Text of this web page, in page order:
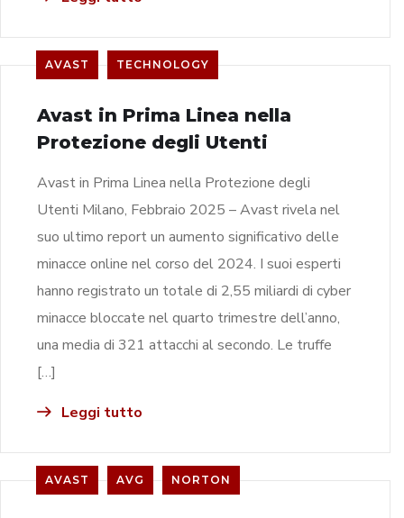
AVAST TECHNOLOGY
Avast in Prima Linea nella
Protezione degli Utenti
Avast in Prima Linea nella Protezione degli
Utenti Milano, Febbraio 2025 – Avast rivela nel
suo ultimo report un aumento significativo delle
minacce online nel corso del 2024. I suoi esperti
hanno registrato un totale di 2,55 miliardi di cyber
minacce bloccate nel quarto trimestre dell’anno,
una media di 321 attacchi al secondo. Le truffe
[…]
Leggi tutto
AVAST AVG NORTON